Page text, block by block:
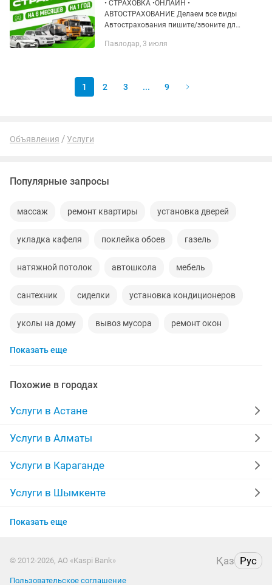
• СТРАХОВКА •ОНЛАЙН •
АВТОСТРАХОВАНИЕ Делаем все виды
Автострахования пишите/звоните для
Нерезидентов • На 6 месяцев и на 1 год
Павлодар, 3 июля
1 2 3 ... 9
Объявления Услуги
Популярные запросы
массаж ремонт квартиры установка дверей
укладка кафеля поклейка обоев газель
натяжной потолок автошкола мебель
сантехник сиделки установка кондиционеров
уколы на дому вывоз мусора ремонт окон
ворота диван
реставрация мебели
кухни квартира
уборка квартир забор
перетяжка мебели
вскрытие замков
Показать еще
Похожие в городах
Услуги в Астане
Услуги в Алматы
Услуги в Караганде
Услуги в Шымкенте
Услуги в Усть-Каменогорске
Услуги в Костанае
Показать еще
© 2012-2026, АО «Kaspi Bank» Қаз Рус
Пользовательское соглашение